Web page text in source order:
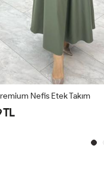
Nefis Etek Takım
TL